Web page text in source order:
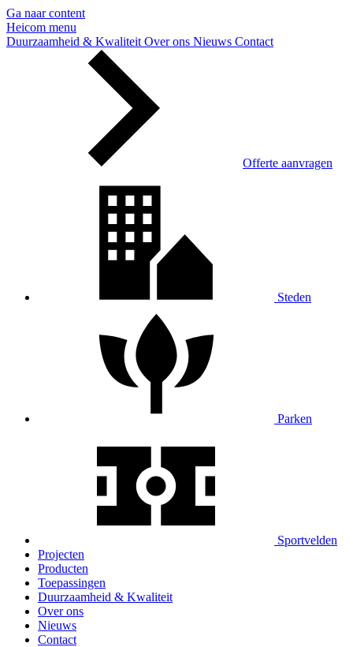
Ga naar content
Heicom menu
Duurzaamheid & Kwaliteit Over ons Nieuws Contact
Offerte aanvragen
Steden
Parken
Sportvelden
Projecten
Producten
Toepassingen
Duurzaamheid & Kwaliteit
Over ons
Nieuws
Contact